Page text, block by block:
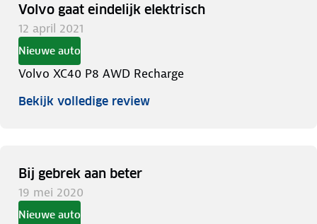
Volvo gaat eindelijk elektrisch
12 april 2021
Nieuwe auto
Volvo XC40 P8 AWD Recharge
Bekijk volledige review
Bij gebrek aan beter
19 mei 2020
Nieuwe auto